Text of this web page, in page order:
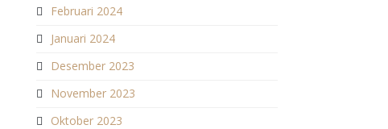
Februari 2024
Januari 2024
Desember 2023
November 2023
Oktober 2023